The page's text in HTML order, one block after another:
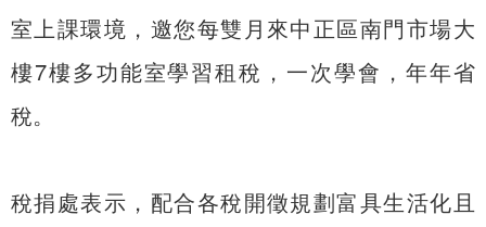
室上課環境，邀您每雙月來中正區南門市場大
樓7樓多功能室學習租稅，一次學會，年年省
稅。
稅捐處表示，配合各稅開徵規劃富具生活化且